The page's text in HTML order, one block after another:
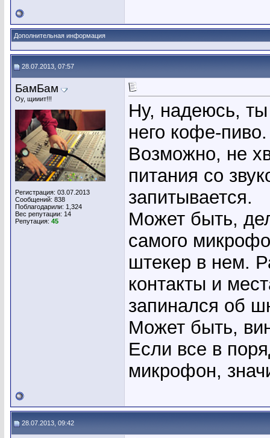
Дополнительная информация
28.07.2013, 07:57
БамБам
Оу, щииит!!!
Регистрация: 03.07.2013
Сообщений: 838
Поблагодарили: 1,324
Вес репутации: 14
Репутация: 45
Ну, надеюсь,
него кофе-пиво.
Возможно, не
питания со
запитывается.
Может быть,
самого
штекер в нем.
контакты и
запинался об
Может быть,
Если все в
микрофон,
28.07.2013, 09:42